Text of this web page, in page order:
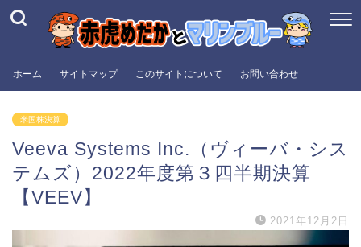
ホーム サイトマップ このサイトについて お問い合わせ
米国株決算
Veeva Systems Inc.（ヴィーバ・シス
テムズ）2022年度第３四半期決算
【VEEV】
2021年12月2日